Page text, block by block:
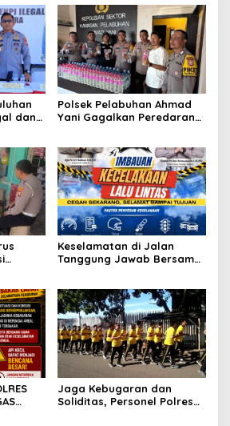
dan
Polsek Pelabuhan Ahmad
Yani Gagalkan Peredaran
Kapal
Keselamatan di Jalan
Tanggung Jawab Bersama,
Lalu Lintas
Jaga Kebugaran dan
Soliditas, Personel Polres